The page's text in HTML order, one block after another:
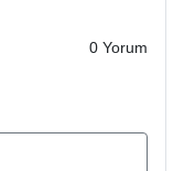
0 Yorum